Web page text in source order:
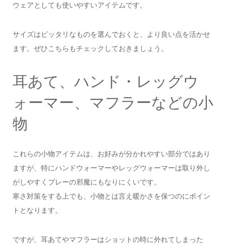
ウェアとしても使いやすいアイテムです。
サイズはピッタリなものを選んでおくと、より良い点を活かせ
ます。ぜひこちらもチェックしておきましょう。
耳あて、ハンド・レッグウ
ォーマー、マフラーなどの小
物
これらの小物アイテムは、お好みが分かれやすい部分ではあり
ますが、特にハンドウォーマーやレッグウォーマーは取り外し
がしやすくプレーの邪魔にもなりにくいです。
寒さ対策をする上でも、小物とは言え暖かさを保つのにポイン
トとなります。
ですが、耳あてやマフラーはショットの時に外れてしまった